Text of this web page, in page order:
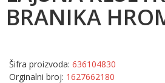
BRANIKA
Šifra proizvoda: 636104830
Orginalni broj: 1627662180